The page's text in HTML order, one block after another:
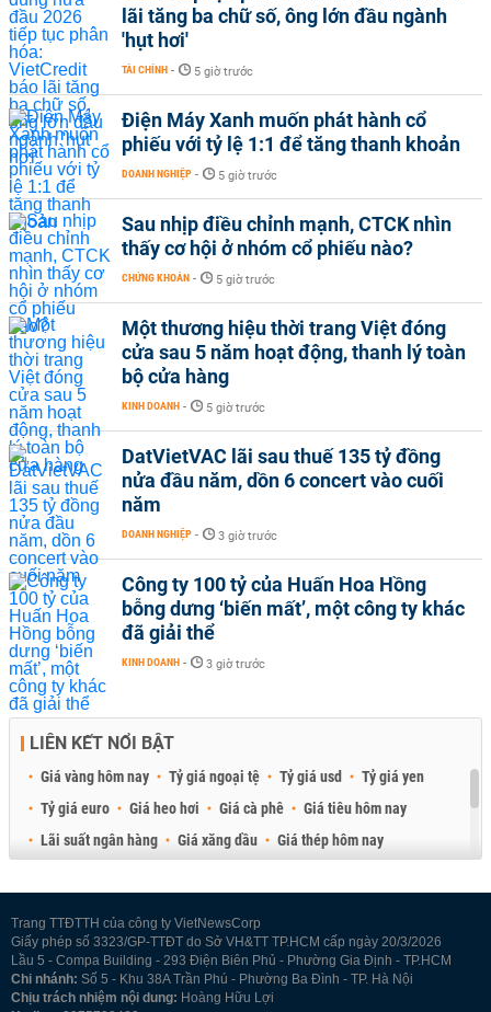
lãi tăng ba chữ số, ông lớn đầu ngành
'hụt hơi'
TÀI CHÍNH - 5 giờ trước
Điện Máy Xanh muốn phát hành cổ
phiếu với tỷ lệ 1:1 để tăng thanh khoản
DOANH NGHIỆP - 5 giờ trước
Sau nhịp điều chỉnh mạnh, CTCK nhìn
thấy cơ hội ở nhóm cổ phiếu nào?
CHỨNG KHOÁN - 5 giờ trước
Một thương hiệu thời trang Việt đóng
cửa sau 5 năm hoạt động, thanh lý toàn
bộ cửa hàng
KINH DOANH - 5 giờ trước
DatVietVAC lãi sau thuế 135 tỷ đồng
nửa đầu năm, dồn 6 concert vào cuối
năm
DOANH NGHIỆP - 3 giờ trước
Công ty 100 tỷ của Huấn Hoa Hồng
bỗng dưng ‘biến mất’, một công ty khác
đã giải thể
KINH DOANH - 3 giờ trước
LIÊN KẾT NỔI BẬT
Giá vàng hôm nay Tỷ giá ngoại tệ Tỷ giá usd
Tỷ giá yen
Tỷ giá euro
Giá heo hơi Giá cà phê
Giá tiêu hôm nay
Lãi suất ngân hàng
Giá xăng dầu
Giá thép hôm nay
Trang TTĐTTH của công ty VietNewsCorp
Giấy phép số 3323/GP-TTĐT do Sở VH&TT TP.HCM cấp ngày 20/3/2026
Lầu 5 - Compa Building - 293 Điện Biên Phủ - Phường Gia Định - TP.HCM
Chi nhánh: Số 5 - Khu 38A Trần Phú - Phường Ba Đình - TP. Hà Nội
Chịu trách nhiệm nội dung: Hoàng Hữu Lợi